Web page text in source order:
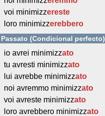
voi minimizzereste
loro minimizzerebbero
Passato (Condicional perfecto)
io avrei minimizzato
tu avresti minimizzato
lui avrebbe minimizzato
noi avremmo minimizzato
voi avreste minimizzato
loro avrebbero minimizzato